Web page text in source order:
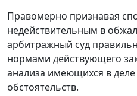
Правомерно признавая
недействительным в
арбитражный суд
нормами действующего
анализа имеющихся в деле
обстоятельств.